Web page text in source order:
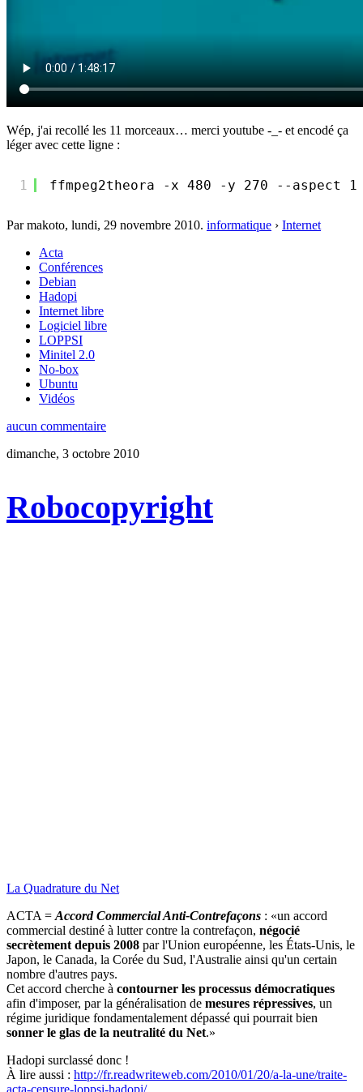
Wép, j'ai recollé les 11 morceaux… merci youtube -_- et encodé ça
léger avec cette ligne :
1 ffmpeg2theora -x 480 -y 270 --aspect
Par makoto, lundi, 29 novembre 2010. informatique › Internet
Acta
Conférences
Debian
Hadopi
Internet libre
Logiciel libre
LOPPSI
Minitel 2.0
No-box
Ubuntu
Vidéos
aucun commentaire
dimanche, 3 octobre 2010
Robocopyright
La Quadrature du Net
ACTA = Accord Commercial Anti-Contrefaçons : «un accord
commercial destiné à lutter contre la contrefaçon, négocié
secrètement depuis 2008 par l'Union européenne, les États-Unis, le
Japon, le Canada, la Corée du Sud, l'Australie ainsi qu'un certain
nombre d'autres pays.
Cet accord cherche à contourner les processus démocratiques
afin d'imposer, par la généralisation de mesures répressives, un
régime juridique fondamentalement dépassé qui pourrait bien
sonner le glas de la neutralité du Net.»
Hadopi surclassé donc !
À lire aussi : http://fr.readwriteweb.com/2010/01/20/a-la-une/traite-
acta-censure-loppsi-hadopi/